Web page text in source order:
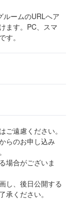
ルームのURLへア
ます。PC、スマ
す。
ご遠慮ください。
らのお申し込み
場合がございま
し、後日公開する
承ください。